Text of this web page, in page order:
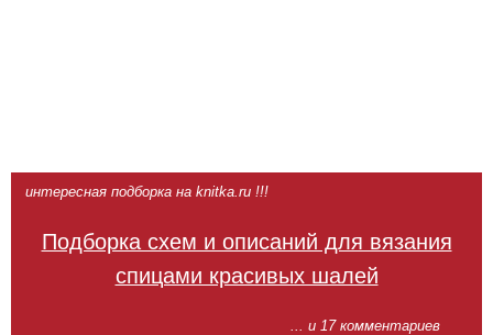
интересная подборка на knitka.ru !!!
Подборка схем и описаний для вязания
спицами красивых шалей
... и 17 комментариев